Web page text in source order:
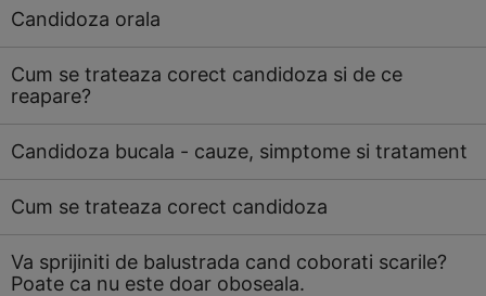
Candidoza orala
Cum se trateaza corect candidoza si de ce
reapare?
Candidoza bucala - cauze, simptome si tratament
Cum se trateaza corect candidoza
Va sprijiniti de balustrada cand coborati scarile?
Poate ca nu este doar oboseala.